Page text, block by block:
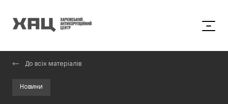
До всіх матеріалів
Новини